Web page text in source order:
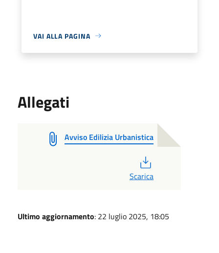
VAI ALLA PAGINA
Allegati
Avviso Edilizia Urbanistica
Scarica
Ultimo aggiornamento: 22 luglio 2025, 18:05